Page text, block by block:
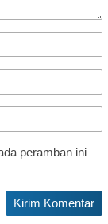
peramban ini